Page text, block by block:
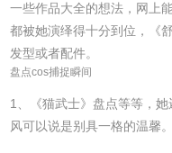
一些作品大全的想法，网上
都被她演绎得十分到位，《
发型或者配件。
盘点cos捕捉瞬间
1、《猫武士》盘点等等，
风可以说是别具一格的温馨。